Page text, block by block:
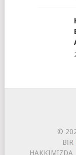
©
BIR
HAKKIMIZDA